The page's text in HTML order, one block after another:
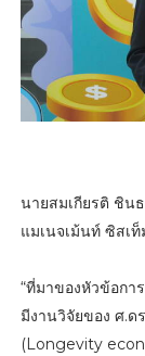
นายสมเกียรติ ชิน
แมเนจเม้นท์ ซิสเ
“ที่มาของหัวข้อกา
มีงานวิจัยของ ศ.ด
(Longevity